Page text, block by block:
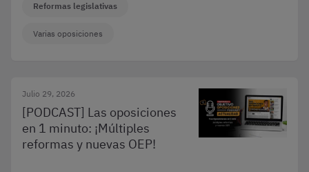
Reformas legislativas
Varias oposiciones
Julio 29, 2026
[PODCAST] Las oposiciones
en 1 minuto: ¡Múltiples
reformas y nuevas OEP!